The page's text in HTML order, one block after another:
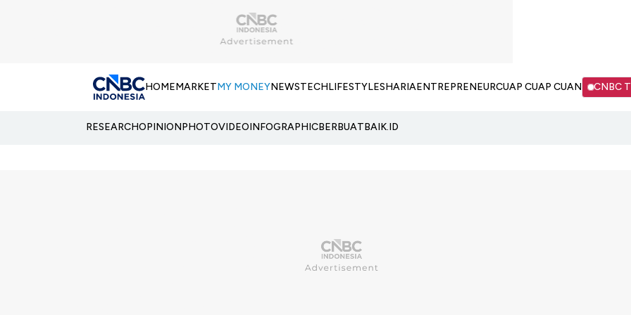
HOMEMARKETMY MONEYNEWSTECHLIFESTYLESHARIAENTREPRENEURCUAP CUAP CUAN CNBC
RESEARCHOPINIONPHOTOVIDEOINFOGRAPHICBERBUATBAIK.ID